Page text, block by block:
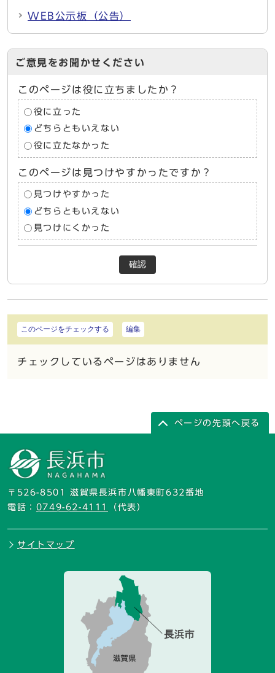
WEB公示板（公告）
ご意見をお聞かせください
このページは役に立ちましたか？
役に立った
どちらともいえない
役に立たなかった
このページは見つけやすかったですか？
見つけやすかった
どちらともいえない
見つけにくかった
確認
このページをチェックする 編集
チェックしているページはありません
ページの先頭へ戻る
〒526-8501 滋賀県長浜市八幡東町632番地
電話： 0749-62-4111 （代表）
サイトマップ